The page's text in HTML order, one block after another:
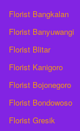
Florist Bangkalan
Florist Banyuwangi
Florist Blitar
Florist Kanigoro
Florist Bojonegoro
Florist Bondowoso
Florist Gresik